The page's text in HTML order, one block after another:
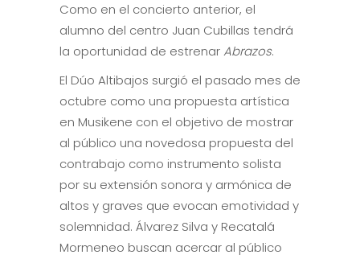
Como en el concierto anterior, el
alumno del centro Juan Cubillas tendrá
la oportunidad de estrenarAbrazos.
El Dúo Altibajos surgió el pasado mes de
octubre como una propuesta artística
en Musikene con el objetivo de mostrar
al público una novedosa propuesta del
contrabajo como instrumento solista
por su extensión sonora y armónica de
altos y graves que evocan emotividad y
solemnidad. Álvarez Silva y Recatalá
Mormeneo buscan acercar al público